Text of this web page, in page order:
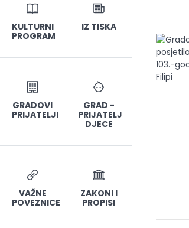
KULTURNI
PROGRAM
IZ TISKA
GRADOVI
PRIJATELJI
GRAD -
PRIJATELJ
DJECE
VAŽNE
POVEZNICE
ZAKONI I
PROPISI